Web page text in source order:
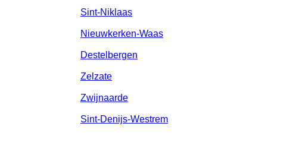
Sint-Niklaas
Nieuwkerken-Waas
Destelbergen
Zelzate
Zwijnaarde
Sint-Denijs-Westrem